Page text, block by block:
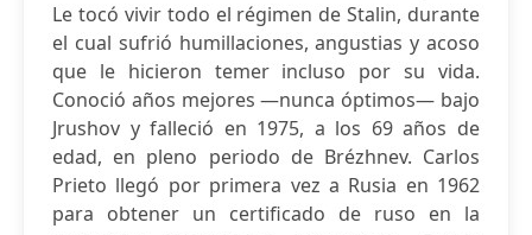
Le tocó vivir todo el régimen de Stalin, durante
el cual sufrió humillaciones, angustias y acoso
que le hicieron temer incluso por su vida.
Conoció años mejores —nunca óptimos— bajo
Jrushov y falleció en 1975, a los 69 años de
edad, en pleno periodo de Brézhnev. Carlos
Prieto llegó por primera vez a Rusia en 1962
para obtener un certificado de ruso en la